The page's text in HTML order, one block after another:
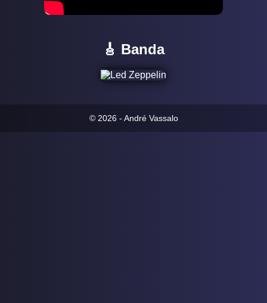
🎸 Banda
© 2026 - André Vassalo